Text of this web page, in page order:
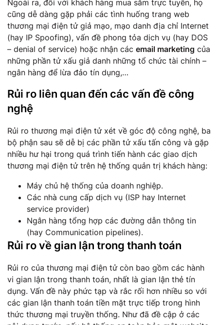
Ngoài ra, đối với khách hàng mua sắm trực tuyến, họ
cũng dễ dàng gặp phải các tình huống trang web
thương mại điện tử giả mạo, mạo danh địa chỉ Internet
(hay IP Spoofing), vấn đề phong tỏa dịch vụ (hay DOS
– denial of service) hoặc nhận các email marketing của
những phần tử xấu giả danh những tổ chức tài chính –
ngân hàng để lừa đảo tín dụng,…
Rủi ro liên quan đến các vấn đề công
nghệ
Rủi ro thương mại điện tử xét về góc độ công nghệ, ba
bộ phận sau sẽ dễ bị các phần tử xấu tấn công và gặp
nhiều hư hại trong quá trình tiến hành các giao dịch
thương mại điện tử trên hệ thống quản trị khách hàng:
Máy chủ hệ thống của doanh nghiệp.
Các nhà cung cấp dịch vụ (ISP hay Internet
service provider)
Ngân hàng tổng hợp các đường dẫn thông tin
(hay Communication pipelines).
Rủi ro về gian lận trong thanh toán
Rủi ro của thương mại điện tử còn bao gồm các hành
vi gian lận trong thanh toán, nhất là gian lận thẻ tín
dụng. Vấn đề này phức tạp và rắc rối hơn nhiều so với
các gian lận thanh toán tiền mặt trực tiếp trong hình
thức thương mại truyền thống. Như đã đề cập ở các